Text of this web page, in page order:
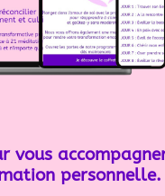
vous
personnelle.